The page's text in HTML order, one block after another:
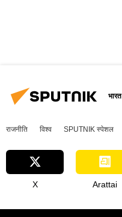
भारत
राजनीति विश्व SPUTNIK स्पेशल
X Arattai